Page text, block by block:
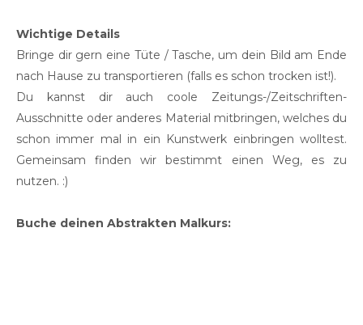
Wichtige Details
Bringe dir gern eine Tüte / Tasche, um dein Bild am Ende
nach Hause zu transportieren (falls es schon trocken ist!).
Du kannst dir auch coole Zeitungs-/Zeitschriften-
Ausschnitte oder anderes Material mitbringen, welches du
schon immer mal in ein Kunstwerk einbringen wolltest.
Gemeinsam finden wir bestimmt einen Weg, es zu
nutzen. :)
Buche deinen Abstrakten Malkurs: